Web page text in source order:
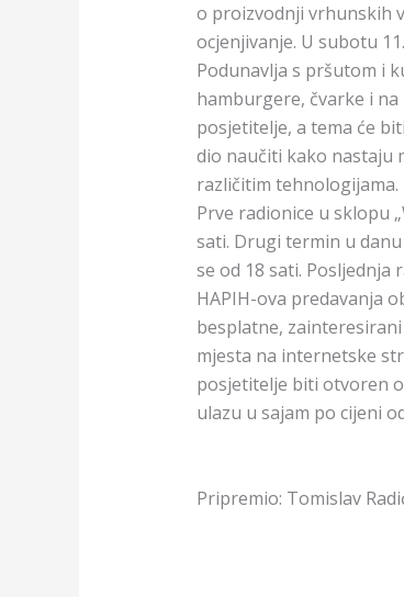
o proizvodnji vrhunskih
ocjenjivanje. U subotu
Podunavlja s pršutom i
hamburgere, čvarke i na
posjetitelje, a tema će
dio naučiti kako nastaju
različitim tehnologijama.
Prve radionice u sklopu
sati. Drugi termin u
se od 18 sati. Posljednja
HAPIH-ova predavanja
besplatne,
mjesta na internetske
posjetitelje biti otvoren
ulazu u sajam po cijeni
Pripremio: Tomislav